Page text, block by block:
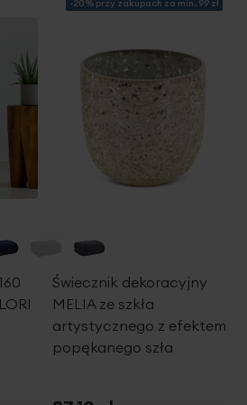
tylko wilgotną, delikatną
-20% przy zakupach za min. 99 zł
Świecznik dekoracyjny
MELIA ze szkła
artystycznego z efektem
popękanego szła